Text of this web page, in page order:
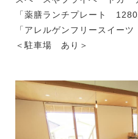
「薬膳ランチプレート 1280
「アレルゲンフリースイー
＜駐車場 あり＞